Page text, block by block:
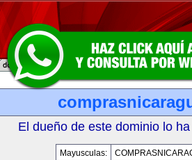
El dueño de este dominio lo
Mayusculas: